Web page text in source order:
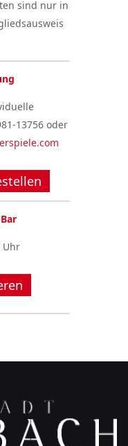
sind nur in
13756 oder
Uhr